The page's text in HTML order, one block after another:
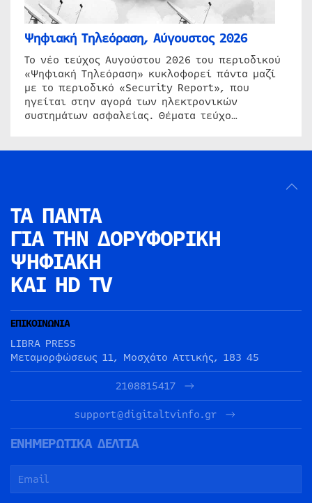
Ψηφιακή Τηλεόραση, Αύγουστος 2026
Το νέο τεύχος Αυγούστου 2026 του περιοδικού
«Ψηφιακή Τηλεόραση» κυκλοφορεί πάντα μαζί
με το περιοδικό «Security Report», που
ηγείται στην αγορά των ηλεκτρονικών
συστημάτων ασφαλείας. Θέματα τεύχο…
ΤΑ ΠΑΝΤΑ
ΓΙΑ ΤΗΝ ΔΟΡΥΦΟΡΙΚΗ
ΨΗΦΙΑΚΗ
ΚΑΙ HD TV
ΕΠΙΚΟΙΝΩΝΙΑ
LIBRA PRESS
Μεταμορφώσεως 11, Μοσχάτο Αττικής, 183 45
2108815417
support@digitaltvinfo.gr
ΕΝΗΜΕΡΩΤΙΚΑ ΔΕΛΤΙΑ